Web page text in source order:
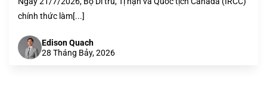
chính thức làm[...]
Edison Quach
28 Tháng Bảy, 2026